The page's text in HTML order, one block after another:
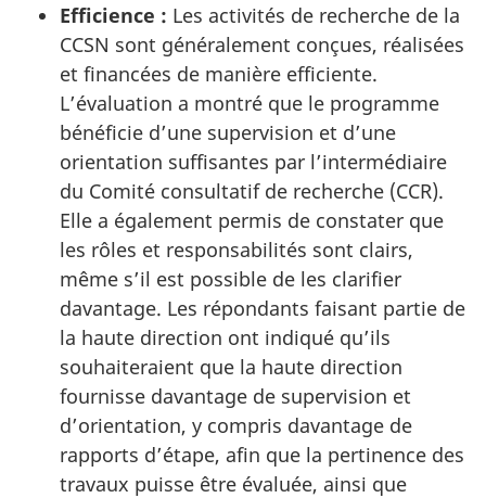
Efficience : Les activités de recherche de la
CCSN sont généralement conçues, réalisées
et financées de manière efficiente.
L’évaluation a montré que le programme
bénéficie d’une supervision et d’une
orientation suffisantes par l’intermédiaire
du Comité consultatif de recherche (CCR).
Elle a également permis de constater que
les rôles et responsabilités sont clairs,
même s’il est possible de les clarifier
davantage. Les répondants faisant partie de
la haute direction ont indiqué qu’ils
souhaiteraient que la haute direction
fournisse davantage de supervision et
d’orientation, y compris davantage de
rapports d’étape, afin que la pertinence des
travaux puisse être évaluée, ainsi que